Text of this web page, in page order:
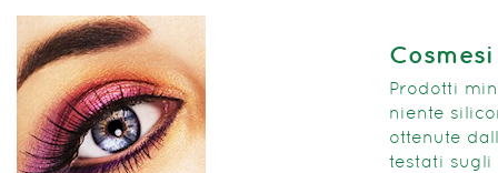
Prodotti
niente
ottenute
testati sugli